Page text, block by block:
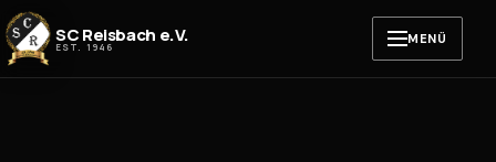
Zum Inhalt springen
SC Reisbach e.V.
EST. 1946 MENÜ